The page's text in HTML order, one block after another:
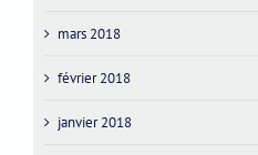
mars 2018
février 2018
janvier 2018